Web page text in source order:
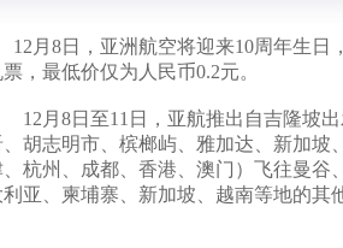
12 月 8日 ，亚洲航空将迎来10周年生日
票，最低价仅为人民币0.2元。
12 月 8日 至11 日，亚航推出自吉隆坡
、胡志明市、槟榔屿、雅加达、新加坡
、杭州、成都、香港、澳门）飞往曼谷
利亚、柬埔寨、新加坡、越南等地的其